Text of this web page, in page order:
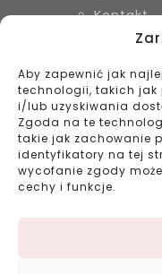
Aby zapewnić jak
technologii, takich jak
i/lub uzyskiwania
Zgoda na te
takie jak zachowanie
identyfikatory na tej
wycofanie zgody
cechy i funkcje.
Kontakt
KONTAKT
Zduńska
799 038
43 695 80